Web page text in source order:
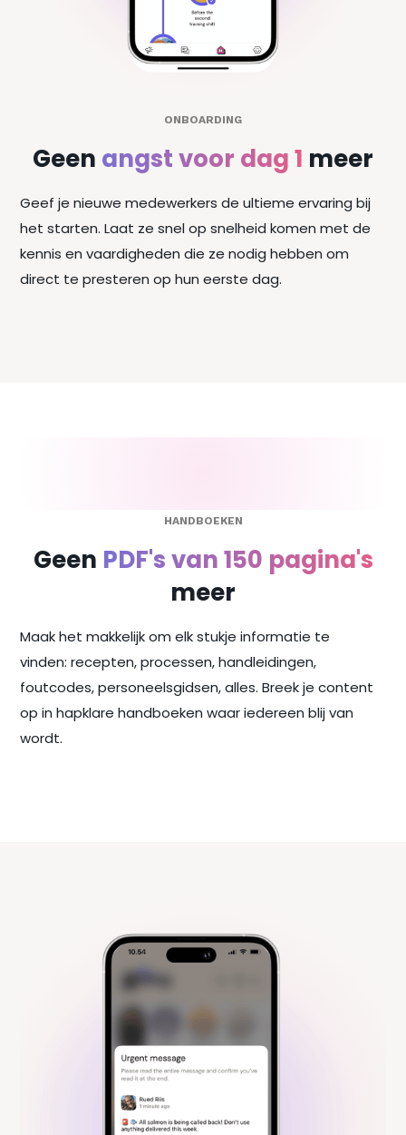
ONBOARDING
Geen angst voor dag 1 meer
Geef je nieuwe medewerkers de ultieme ervaring bij
het starten. Laat ze snel op snelheid komen met de
kennis en vaardigheden die ze nodig hebben om
direct te presteren op hun eerste dag.
HANDBOEKEN
Geen PDF's van 150 pagina's
meer
Maak het makkelijk om elk stukje informatie te
vinden: recepten, processen, handleidingen,
foutcodes, personeelsgidsen, alles. Breek je content
op in hapklare handboeken waar iedereen blij van
wordt.